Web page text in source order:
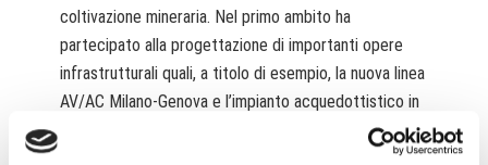
coltivazione mineraria. Nel primo ambito ha
partecipato alla progettazione di importanti opere
infrastrutturali quali, a titolo di esempio, la nuova linea
AV/AC Milano-Genova e l’impianto acquedottistico in
galleria di Nakuru in Kenya. In ambito minerario ha